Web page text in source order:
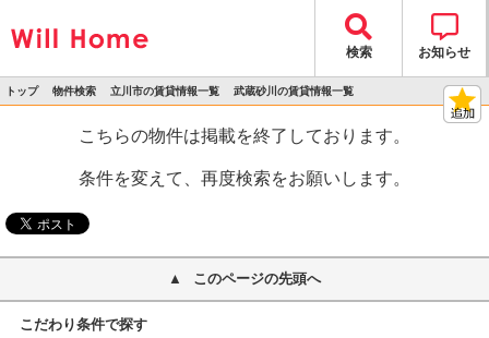
検索 お知らせ
トップ 物件検索 立川市の賃貸情報一覧 武蔵砂川の賃貸情報一覧
こちらの物件は掲載を終了しております。
条件を変えて、再度検索をお願いします。
このページの先頭へ
こだわり条件で探す